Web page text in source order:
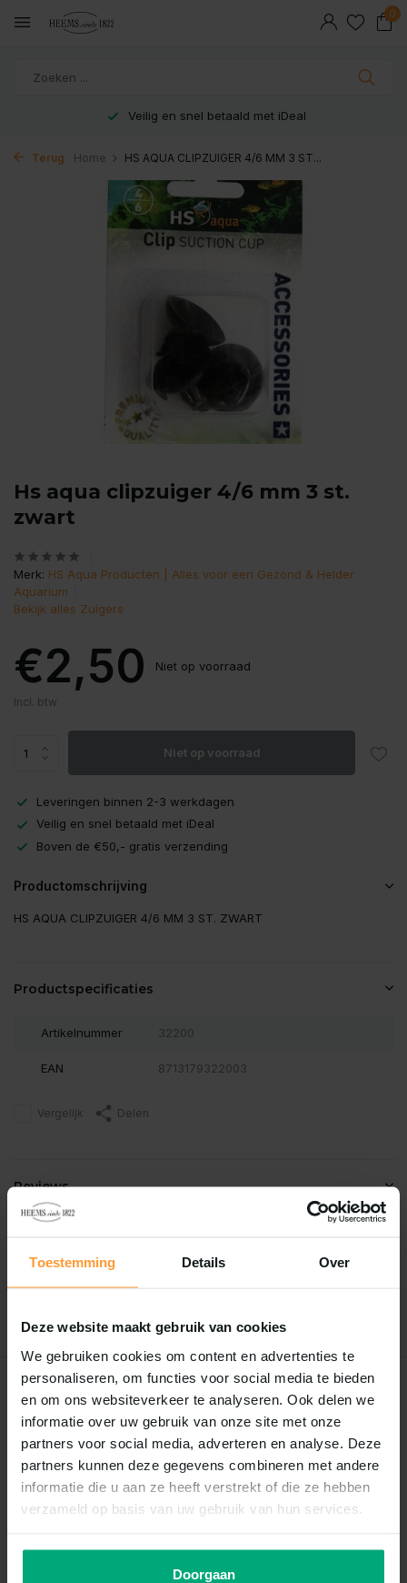
Toestemming Details Over
Deze website maakt gebruik van cookies
We gebruiken cookies om content en advertenties te
personaliseren, om functies voor social media te bieden
en om ons websiteverkeer te analyseren. Ook delen we
informatie over uw gebruik van onze site met onze
partners voor social media, adverteren en analyse. Deze
partners kunnen deze gegevens combineren met andere
informatie die u aan ze heeft verstrekt of die ze hebben
verzameld op basis van uw gebruik van hun services.
Doorgaan
0
Veilig en snel betaald met iDeal
Terug Home HS AQUA CLIPZUIGER 4/6 MM 3 ST...
Hs aqua clipzuiger 4/6 mm 3 st.
zwart
Merk: HS Aqua Producten | Alles voor een Gezond & Helder
Aquarium
Bekijk alles Zuigers
€2,50 Niet op voorraad
Incl. btw
Niet op voorraad
Leveringen binnen 2-3 werkdagen
Veilig en snel betaald met iDeal
Boven de €50,- gratis verzending
Productomschrijving
HS AQUA CLIPZUIGER 4/6 MM 3 ST. ZWART
Productspecificaties
Artikelnummer 32200
EAN 8713179322003
Vergelijk Delen
Reviews
Er zijn nog geen reviews geschreven over dit product..
Recent bekeken